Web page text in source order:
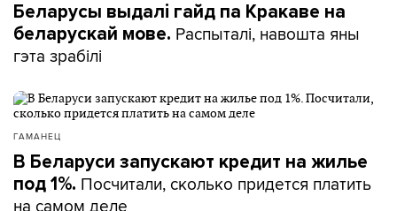
Беларусы выдалі гайд па Кракаве на
беларускай мове. Распыталі, навошта яны
гэта зрабілі
ГАМАНЕЦ
В Беларуси запускают кредит на жилье
под 1%. Посчитали, сколько придется платить
на самом деле